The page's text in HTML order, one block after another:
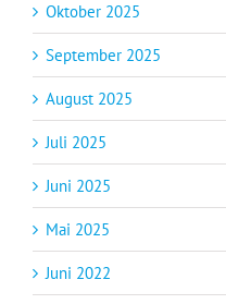
Oktober 2025
September 2025
August 2025
Juli 2025
Juni 2025
Mai 2025
Juni 2022